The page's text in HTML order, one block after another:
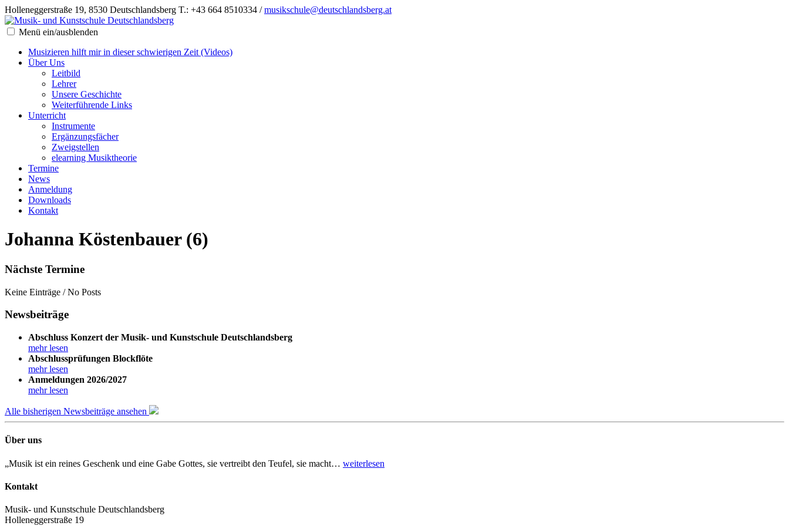
Holleneggerstraße 19, 8530 Deutschlandsberg T.: +43 664 8510334 /musikschule@deutschlandsberg.at
Menü ein/ausblenden
Musizieren hilft mir in dieser schwierigen Zeit (Videos)
Über Uns
Leitbild
Lehrer
Unsere Geschichte
Weiterführende Links
Unterricht
Instrumente
Ergänzungsfächer
Zweigstellen
elearning Musiktheorie
Termine
News
Anmeldung
Downloads
Kontakt
Johanna Köstenbauer (6)
Nächste Termine
Keine Einträge / No Posts
Newsbeiträge
Abschluss Konzert der Musik- und Kunstschule Deutschlandsberg
mehr lesen
Abschlussprüfungen Blockflöte
mehr lesen
Anmeldungen 2026/2027
mehr lesen
Alle bisherigen Newsbeiträge ansehen
Über uns
„Musik ist ein reines Geschenk und eine Gabe Gottes, sie vertreibt den Teufel, sie macht… weiterlesen
Kontakt
Musik- und Kunstschule Deutschlandsberg
Holleneggerstraße 19